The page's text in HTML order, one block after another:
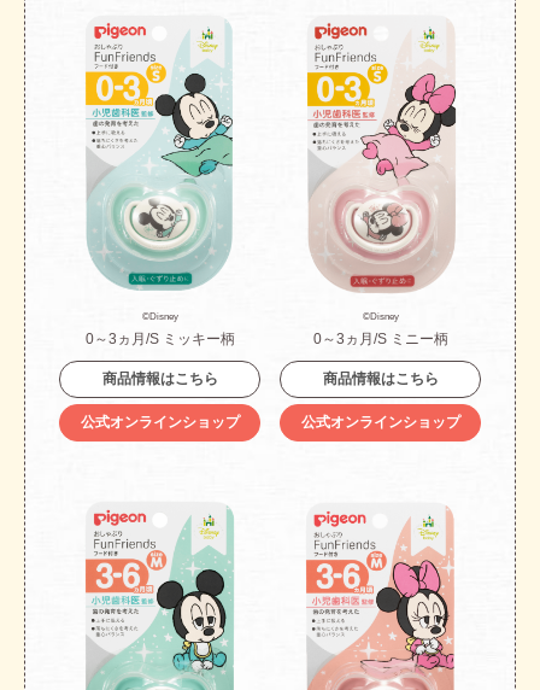
©Disney
0～3ヵ月/S ミッキー柄
商品情報はこちら
公式オンラインショップ
©Disney
0～3ヵ月/S ミニー柄
商品情報はこちら
公式オンラインショップ